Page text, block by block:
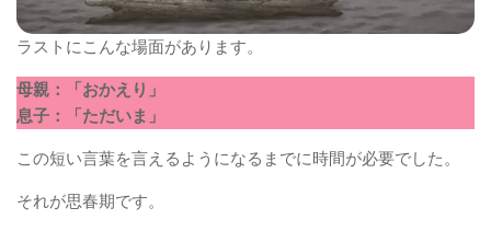
ラストにこんな場面があります。
母親：「おかえり」
息子：「ただいま」
この短い言葉を言えるようになるまでに時間が必要でした。
それが思春期です。